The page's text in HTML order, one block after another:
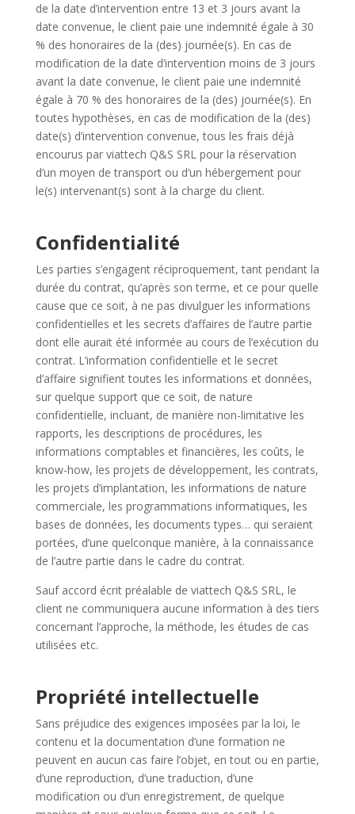
de la date d’intervention entre 13 et 3 jours avant la
date convenue, le client paie une indemnité égale à 30
% des honoraires de la (des) journée(s). En cas de
modification de la date d’intervention moins de 3 jours
avant la date convenue, le client paie une indemnité
égale à 70 % des honoraires de la (des) journée(s). En
toutes hypothèses, en cas de modification de la (des)
date(s) d’intervention convenue, tous les frais déjà
encourus par viattech Q&S SRL pour la réservation
d’un moyen de transport ou d’un hébergement pour
le(s) intervenant(s) sont à la charge du client.
Confidentialité
Les parties s’engagent réciproquement, tant pendant la
durée du contrat, qu’après son terme, et ce pour quelle
cause que ce soit, à ne pas divulguer les informations
confidentielles et les secrets d’affaires de l’autre partie
dont elle aurait été informée au cours de l’exécution du
contrat. L’information confidentielle et le secret
d’affaire signifient toutes les informations et données,
sur quelque supportque ce soit, de nature
confidentielle, incluant, de manière non-limitative les
rapports, les descriptions de procédures, les
informations comptables et financières, les coûts, le
know-how, les projets de développement, les contrats,
les projets d’implantation, les informations de nature
commerciale, les programmations informatiques, les
bases de données, les documents types… qui seraient
portées, d’une quelconque manière, à la connaissance
de l’autre partie dans le cadre du contrat.
Sauf accord écrit préalable de viattech Q&S SRL, le
client ne communiquera aucune information à des tiers
concernant l’approche, la méthode, les études de cas
utilisées etc.
Propriété intellectuelle
Sans préjudice des exigences imposées par la loi, le
contenu et la documentation d’une formation ne
peuvent en aucun cas faire l’objet, en tout ou en partie,
d’une reproduction, d’une traduction, d’une
modification ou d’un enregistrement, de quelque